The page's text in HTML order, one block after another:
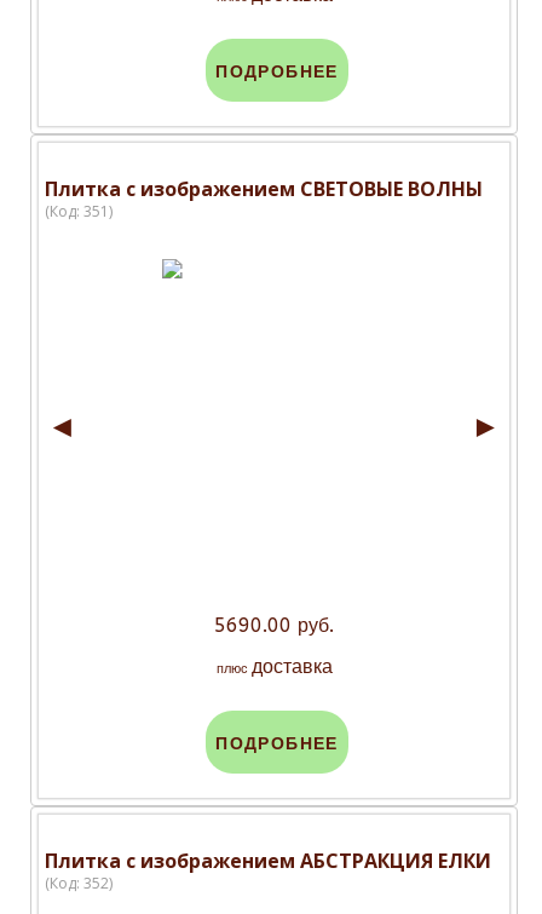
ПОДРОБНЕЕ
Плитка с изображением СВЕТОВЫЕ ВОЛНЫ
(Код: 351)
◄ ►
5690.00 руб.
плюс доставка
ПОДРОБНЕЕ
Плитка с изображением АБСТРАКЦИЯ ЕЛКИ
(Код: 352)